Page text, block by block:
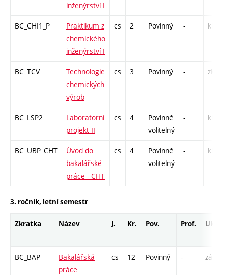
inženýrství I
BC_CHI1_P
Praktikum z
chemického
inženýrství I
cs 2 Povinný - kl
BC_TCV
Technologie
chemických
výrob
cs 3 Povinný - zk
BC_LSP2
Laboratorní
projekt II
cs 4
Povinně
volitelný
- kl
BC_UBP_CHT
Úvod do
bakalářské
práce - CHT
cs 4
Povinně
volitelný
- kl
3. ročník, letní semestr
Zkratka Název J. Kr. Pov. Prof. Uk.
BC_BAP
Bakalářská
práce
cs 12 Povinný - zá